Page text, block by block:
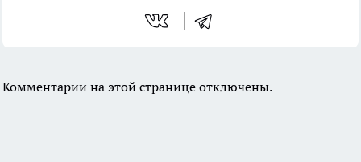
Комментарии на этой странице отключены.